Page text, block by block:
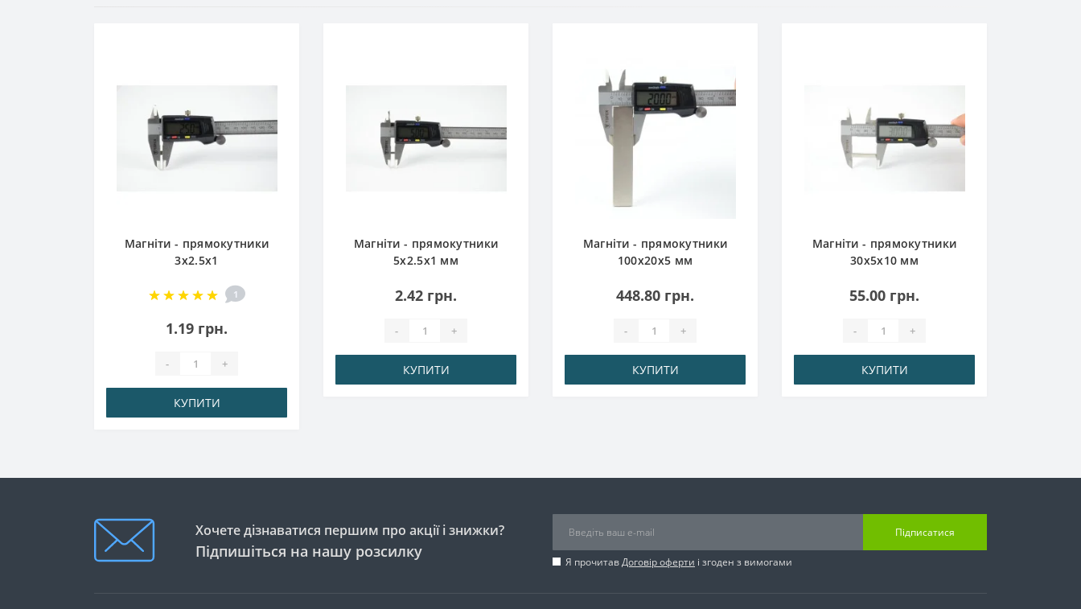
Магніти - прямокутники
3x2.5x1
1
1.19 грн.
- +
КУПИТИ
Магніти - прямокутники
5x2.5x1 мм
2.42 грн.
- +
КУПИТИ
Магніти - прямокутники
100x20x5 мм
448.80 грн.
- +
КУПИТИ
Магніти - прямокутники
30x5x10 мм
55.00 грн.
- +
КУПИТИ
Хочете дізнаватися першим про акції і знижки?
Підпишіться на нашу розсилку
Підписатися
Я прочитавДоговір оферти і згоден з вимогами